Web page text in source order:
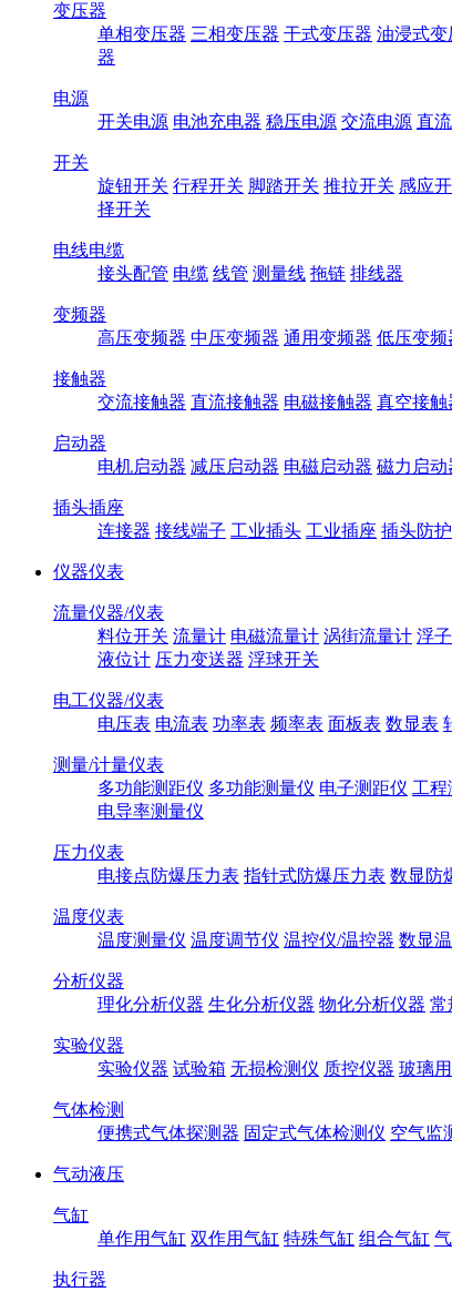
变压器
单相变压器 三相变压器 干式变压器 油浸式变
器
电源
开关电源 电池充电器 稳压电源 交流电源 直
开关
旋钮开关 行程开关 脚踏开关 推拉开关 感应
择开关
电线电缆
接头配管 电缆 线管 测量线 拖链 排线器
变频器
高压变频器 中压变频器 通用变频器 低压变频
接触器
交流接触器 直流接触器 电磁接触器 真空接触
启动器
电机启动器 减压启动器 电磁启动器 磁力启动
插头插座
连接器 接线端子 工业插头 工业插座 插头防
仪器仪表
流量仪器/仪表
料位开关 流量计 电磁流量计 涡街流量计 浮
液位计 压力变送器 浮球开关
电工仪器/仪表
电压表 电流表 功率表 频率表 面板表 数显表
测量/计量仪表
多功能测距仪 多功能测量仪 电子测距仪 工程
电导率测量仪
压力仪表
电接点防爆压力表 指针式防爆压力表 数显防
温度仪表
温度测量仪 温度调节仪 温控仪/温控器 数显
分析仪器
理化分析仪器 生化分析仪器 物化分析仪器 常
实验仪器
实验仪器 试验箱 无损检测仪 质控仪器 玻璃
气体检测
便携式气体探测器 固定式气体检测仪 空气监
气动液压
气缸
单作用气缸 双作用气缸 特殊气缸 组合气缸
执行器